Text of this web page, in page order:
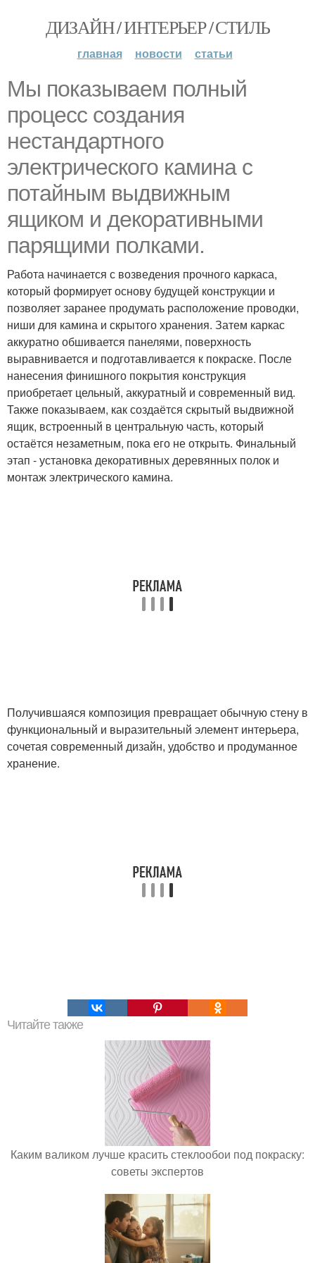
ДИЗАЙН / ИНТЕРЬЕР / СТИЛЬ
главная новости статьи
Мы показываем полный
процесс создания
нестандартного
электрического камина с
потайным выдвижным
ящиком и декоративными
парящими полками.
Работа начинается с возведения прочного каркаса,
который формирует основу будущей конструкции и
позволяет заранее продумать расположение проводки,
ниши для камина и скрытого хранения. Затем каркас
аккуратно обшивается панелями, поверхность
выравнивается и подготавливается к покраске. После
нанесения финишного покрытия конструкция
приобретает цельный, аккуратный и современный вид.
Также показываем, как создаётся скрытый выдвижной
ящик, встроенный в центральную часть, который
остаётся незаметным, пока его не открыть. Финальный
этап - установка декоративных деревянных полок и
монтаж электрического камина.
Получившаяся композиция превращает обычную стену в
функциональный и выразительный элемент интерьера,
сочетая современный дизайн, удобство и продуманное
хранение.
Читайте также
Каким валиком лучше красить стеклообои под покраску:
советы экспертов